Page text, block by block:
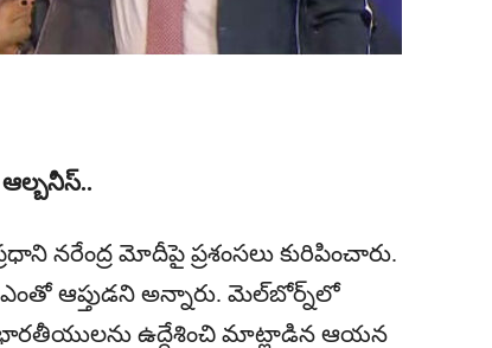
నరేంద్ర మోదీపై ప్రశంసలు కురిపించారు.
ఆప్తుడని అన్నారు. మెల్‌బోర్న్‌లో
ఉద్దేశించి మాట్లాడిన ఆయన